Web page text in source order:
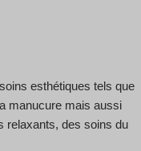
esthétiques tels que
manucure mais aussi
relaxants, des soins du